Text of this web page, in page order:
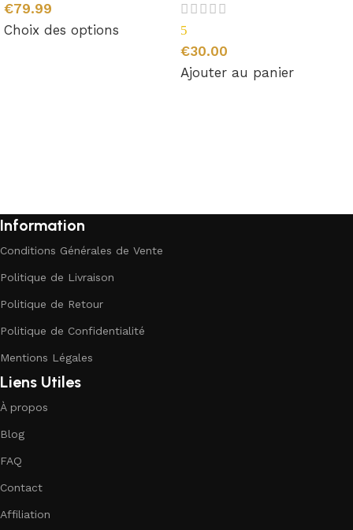
€79.99
Choix des options
5
€30.00
Ajouter au panier
Information
Conditions Générales de Vente
Politique de Livraison
Politique de Retour
Politique de Confidentialité
Mentions Légales
Liens Utiles
À propos
Blog
FAQ
Contact
Affiliation